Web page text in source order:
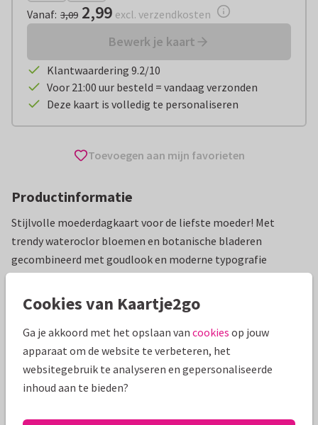
Vanaf: 3,09 2,99 excl. verzendkosten
Bewerk je kaart
Klantwaardering 9.2/10
Voor 21:00 uur besteld = vandaag verzonden
Deze kaart is volledig te personaliseren
Toevoegen aan mijn favorieten
Productinformatie
Stijlvolle moederdagkaart voor de liefste moeder! Met
trendy wateroclor bloemen en botanische bladeren
gecombineerd met goudlook en moderne typografie
Moederdag kaarten Renee geeft vorm
Specificaties bij deze kaart
Cookies van Kaartje2go
Ga je akkoord met het opslaan van cookies op jouw
apparaat om de website te verbeteren, het
websitegebruik te analyseren en gepersonaliseerde
inhoud aan te bieden?